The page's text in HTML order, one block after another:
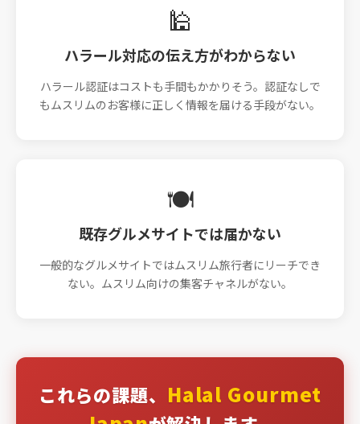
🕌
ハラール対応の伝え方がわからない
ハラール認証はコストも手間もかかりそう。認証なしで
もムスリムのお客様に正しく情報を届ける手段がない。
🍽️
既存グルメサイトでは届かない
一般的なグルメサイトではムスリム旅行者にリーチでき
ない。ムスリム向けの集客チャネルがない。
これらの課題、 Halal Gourmet